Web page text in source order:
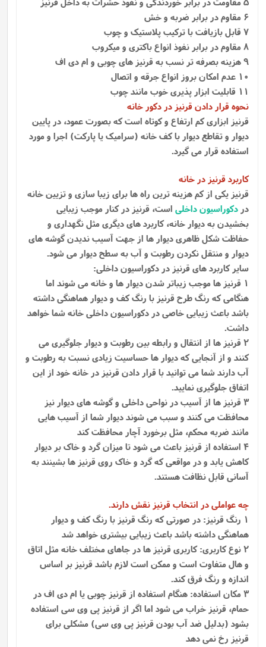
6 مقاوم در برابر ضربه و خش
7 قابل بازیافت با ترکیب پلاستیک و چوب
8 مقاوم در برابر نفوذ انواع باکتری و میکروب
9 هزینه بصرفه تر نسب به قرنیز های چوبی و ام دی اف
10 عدم امکان بروز انواع جرقه و اتصال
11 قابلیت ابزار پذیری خوب مانند چوب
نحوه قرار دادن قرنیز در دکور خانه
قرنیز ابزاری کم ارتفاع و کوتاه است که بصورت عمود، در پایین
دیوار و تقاطع دیوار با کف خانه (سرامیک یا پارکت) اجرا و مورد
استفاده قرار می گیرد.
کاربرد قرنیز در خانه
قرنیز یکی از کم هزینه ترین راه ها برای زیبا سازی و تزیین خانه
در دکوراسیون داخلی است، قرنیز در کنار موجب زیبایی
بخشیدن به دیوار خانه، کاربرد های دیگری مثل نگهداری و
حفاظت شکل ظاهری دیوار ها از جهت آسیب ندیدن گوشه ‌های
دیوار و منتقل نکردن رطوبت و آب به سطح دیوار می‌ شود.
سایر کاربرد های قرنیز در دکوراسیون داخلی:
1 قرنیز ها موجب زیباتر شدن دیوار ها و خانه می شوند اما
هنگامی که رنگ طرح قرنیز با رنگ کف و دیوار هماهنگی داشته
باشد باعث زیبایی خاصی در دکوراسیون داخلی خانه شما خواهد
داشت.
2 قرنیز ها از انتقال و رابطه بین رطوبت و دیوار جلوگیری می
کنند و از آنجایی که دیوار ها حساسیت زیادی نسبت به رطوبت و
آب دارند شما می توانید با قرار دادن قرنیز در خانه خود از این
اتفاق جلوگیری نمایید.
3 قرنیز ها از آسیب در نواحی داخلی و گوشه های دیوار نیز
محافظت می کنند و سبب می شوند دیوار شما از آسیب هایی
مانند ضربه محکم، مثل برخورد آچار محافظت کند
4 استفاده از قرنیز باعث می شود تا میزان گرد و خاک بر دیوار
کاهش یابد و در مواقعی که گرد و خاک روی قرنیز ها بشینند به
آسانی قابل نظافت هستند.
چه عواملی در انتخاب قرنیز نقش دارند.
1 رنگ قرنیز: در صورتی که رنگ قرنیز با رنگ کف و دیوار
هماهنگی داشته باشد باعث زیبایی بیشتری خواهد شد
2 نوع کاربری: کاربری قرنیز ها در جاهای مختلف خانه مثل اتاق
و هال متفاوت است و ممکن است لازم باشد قرنیز بر اساس
اندازه و رنگ فرق کند.
3 مکان استفاده: هنگام استفاده از قرنیز چوبی یا ام دی اف در
حمام، قرنیز خراب می شود اما اگر از قرنیز پی وی سی استفاده
بشود (بدلیل ضد آب بودن قرنیز پی وی سی) مشکلی برای
قرنیز رخ نمی دهد